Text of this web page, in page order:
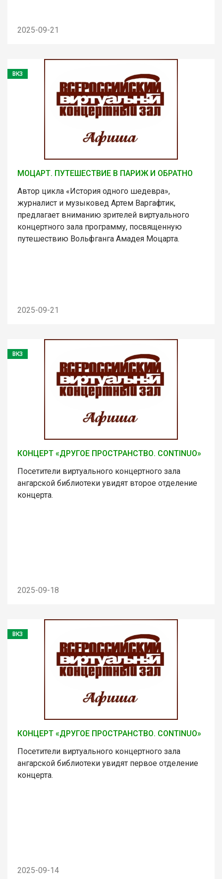
2025-09-21
ВКЗ
МОЦАРТ. ПУТЕШЕСТВИЕ В ПАРИЖ И ОБРАТНО
Автор цикла «История одного шедевра»,
журналист и музыковед Артем Варгафтик,
предлагает вниманию зрителей виртуального
концертного зала программу, посвященную
путешествию Вольфганга Амадея Моцарта.
2025-09-21
ВКЗ
КОНЦЕРТ «ДРУГОЕ ПРОСТРАНСТВО. CONTINUO»
Посетители виртуального концертного зала
ангарской библиотеки увидят второе отделение
концерта.
2025-09-18
ВКЗ
КОНЦЕРТ «ДРУГОЕ ПРОСТРАНСТВО. CONTINUO»
Посетители виртуального концертного зала
ангарской библиотеки увидят первое отделение
концерта.
2025-09-14